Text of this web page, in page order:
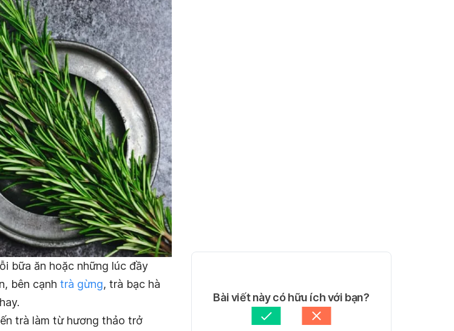
bữa ăn hoặc những lúc đầy
bên cạnh trà gừng, trà bạc hà
trà làm từ hương thảo trở
Bài viết này có hữu ích với bạn?